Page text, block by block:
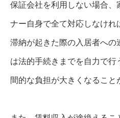
保証会社を利用しない場合、
ナー自身で全て対応しなけれ
滞納が起きた際の入居者への
は法的手続きまでを自力で
間的な負担が大きくなること